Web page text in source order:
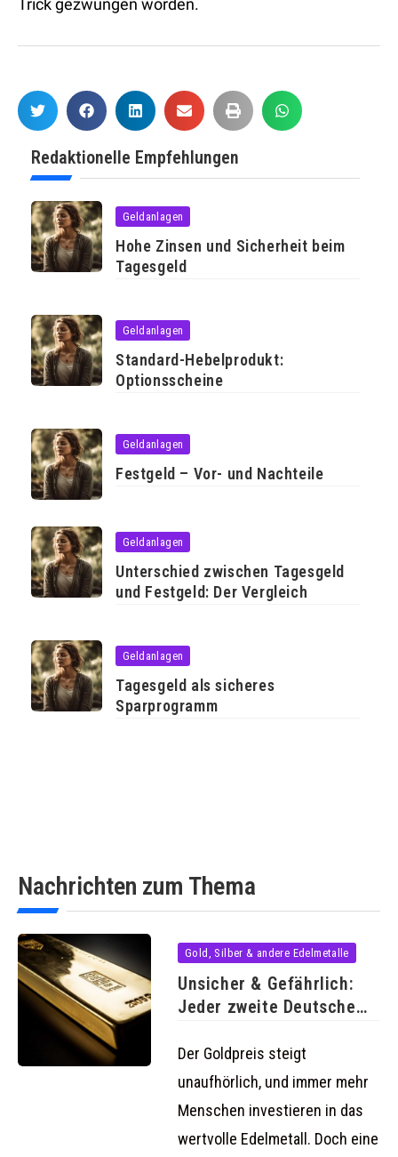
Trick gezwungen worden.
Redaktionelle Empfehlungen
Geldanlagen
Hohe Zinsen und Sicherheit beim
Tagesgeld
Geldanlagen
Standard-Hebelprodukt:
Optionsscheine
Geldanlagen
Festgeld – Vor- und Nachteile
Geldanlagen
Unterschied zwischen Tagesgeld
und Festgeld: Der Vergleich
Geldanlagen
Tagesgeld als sicheres
Sparprogramm
Nachrichten zum Thema
Gold, Silber & andere Edelmetalle
Unsicher & Gefährlich:
Jeder zweite Deutsche
Der Goldpreis steigt
unaufhörlich, und immer mehr
Menschen investieren in das
wertvolle Edelmetall. Doch eine